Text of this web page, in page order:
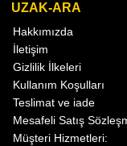
UZAK-ARA
Hakkımızda
İletişim
Gizlilik İlkeleri
Kullanım Koşulları
Teslimat ve iade
Mesafeli Satış
Müşteri Hizmetleri: